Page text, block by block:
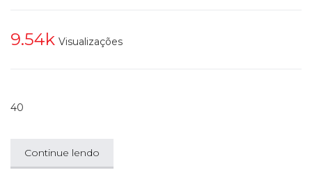
9.54k Visualizações
40
Continue lendo